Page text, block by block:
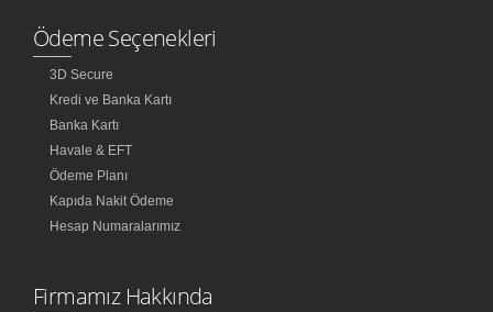
Ödeme Seçenekleri
3D Secure
Kredi ve Banka Kartı
Banka Kartı
Havale & EFT
Ödeme Planı
Kapıda Nakit Ödeme
Hesap Numaralarımız
Firmamız Hakkında